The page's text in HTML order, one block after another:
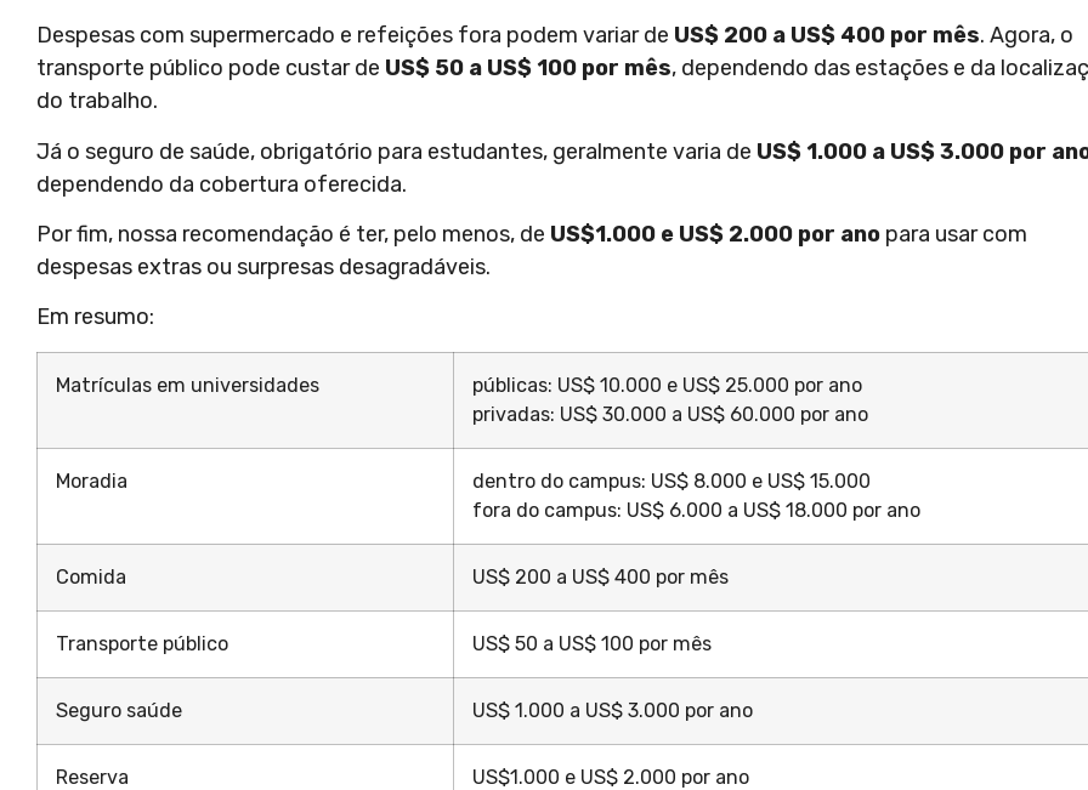
Despesas com supermercado e refeições fora podem variar de US$ 200 a US$ 400 por mês. Agora, o
transporte público pode custar de US$ 50 a US$ 100 por mês, dependendo das estações e da
do trabalho.
Já o seguro de saúde, obrigatório para estudantes, geralmente varia de US$ 1.000 a US$ 3.000 por
dependendo da cobertura oferecida.
Por fim, nossa recomendação é ter, pelo menos, de US$1.000 e US$ 2.000 por ano para usar com
despesas extras ou surpresas desagradáveis.
Em resumo:
Matrículas em universidades
públicas: US$ 10.000 e US$ 25.000 por ano
privadas: US$ 30.000 a US$ 60.000 por ano
Moradia
dentro do campus: US$ 8.000 e US$ 15.000
fora do campus: US$ 6.000 a US$ 18.000 por ano
Comida US$ 200 a US$ 400 por mês
Transporte público US$ 50 a US$ 100 por mês
Seguro saúde US$ 1.000 a US$ 3.000 por ano
Reserva US$1.000 e US$ 2.000 por ano